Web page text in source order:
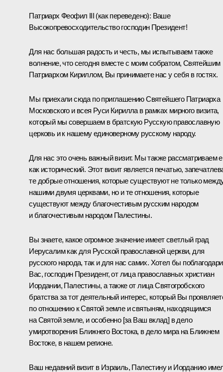
Патриарх Феофил III (как переведено): Ваше
Высокопревосходительство господин Президент!
Для нас большая радость и честь, мы испытываем также
волнение, что сегодня вместе с моим собратом, Святейшим
Патриархом Кириллом, Вы принимаете нас у себя в гостях.
Мы приехали сюда по приглашению Святейшего Патриарха
Московского и всея Руси Кирилла в рамках мирного визита,
который мы совершаем в братскую Русскую православную
церковь и к нашему единоверному русскому народу.
Для нас это очень важный визит. Мы также рассматриваем
как исторический. Этот визит является печатью,
те добрые отношения, которые существуют не только
нашими двумя церквами, но и те отношения, которые
существуют между благочестивым русским народом
и благочестивым народом Палестины.
Вы знаете, какое огромное значение имеет светлый град
Иерусалим как для Русской православной церкви, для
русского народа, так и для нас самих. Хотел бы
Вас, господин Президент, от лица православных христиан
Иордании, Палестины, а также от лица Святогробского
братства за тот деятельный интерес, который Вы
по отношению к Святой земле и святыням, находящимся
на Святой земле, и особенно [за Ваш вклад] в дело
умиротворения Ближнего Востока, в дело мира на Ближнем
Востоке, в нашем регионе.
Ваш недавний визит в Израиль, Палестинуи Иорданию